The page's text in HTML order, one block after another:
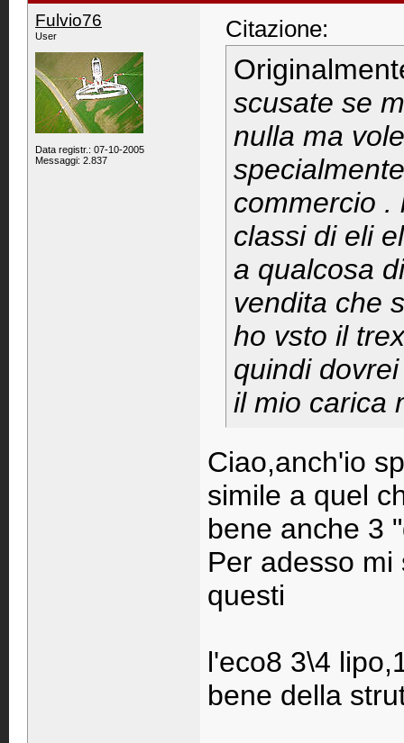
Fulvio76
User
Data registr.: 07-10-2005
Messaggi: 2.837
Citazione:
scusate se
nulla ma
commercio .
classi di eli
a qualcosa
vendita che
ho vsto il
quindi
il mio carica
Ciao,anch'io
simile a quel
bene anche 3
Per adesso
questi
l'eco8 3\4
bene della